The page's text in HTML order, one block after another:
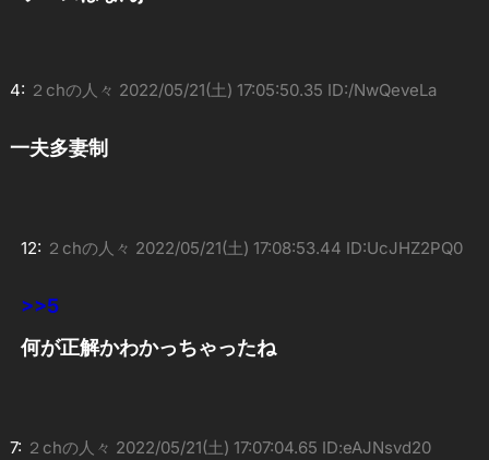
4: ２chの人々 2022/05/21(土) 17:05:50.35 ID:/NwQeveLa
一夫多妻制
12: ２chの人々 2022/05/21(土) 17:08:53.44 ID:UcJHZ2PQ0
>>5
何が正解かわかっちゃったね
7: ２chの人々 2022/05/21(土) 17:07:04.65 ID:eAJNsvd20